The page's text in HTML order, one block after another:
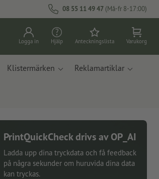
08 55 11 49 47 (Må-fr 8-17:00)
Logga in Hjälp Anteckningslista Varukorg
Klistermärken Reklamartiklar
PrintQuickCheck drivs av OP_AI
Ladda upp dina tryckdata och få feedback
på några sekunder om huruvida dina data
kan tryckas.